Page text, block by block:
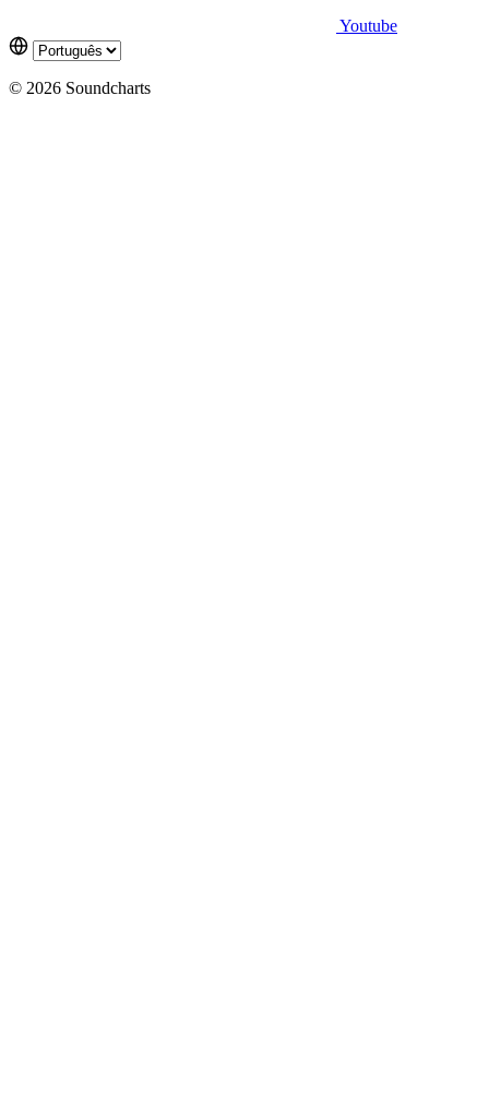
Youtube
© 2026 Soundcharts